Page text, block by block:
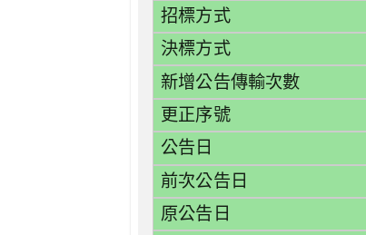
招標方式
決標方式
新增公告傳輸次數
更正序號
公告日
前次公告日
原公告日